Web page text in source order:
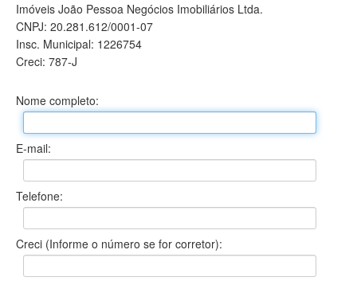
Imóveis João Pessoa Negócios Imobiliários Ltda.
CNPJ: 20.281.612/0001-07
Insc. Municipal: 1226754
Creci: 787-J
Nome completo:
E-mail:
Telefone:
Creci (Informe o número se for corretor):